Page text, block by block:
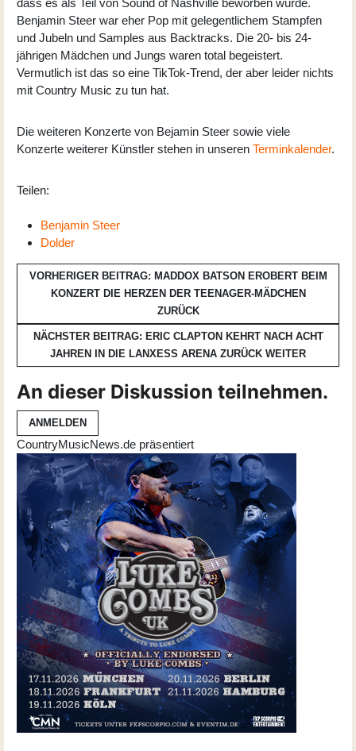
Benjamin Steer war eher Pop mit gelegentlichem Stampfen
und Jubeln und Samples aus Backtracks. Die 20- bis 24-
jährigen Mädchen und Jungs waren total begeistert.
Vermutlich ist das so eine TikTok-Trend, der aber leider nichts
mit Country Music zu tun hat.
Die weiteren Konzerte von Bejamin Steer sowie viele
Konzerte weiterer Künstler stehen in unseren Terminkalender.
Teilen:
Benjamin Steer
Dolder
VORHERIGER BEITRAG: MADDOX BATSON EROBERT BEIM
KONZERT DIE HERZEN DER TEENAGER-MÄDCHEN
ZURÜCK
NÄCHSTER BEITRAG: ERIC CLAPTON KEHRT NACH ACHT
JAHREN IN DIE LANXESS ARENA ZURÜCK WEITER
An dieser Diskussion teilnehmen.
ANMELDEN
CountryMusicNews.de präsentiert